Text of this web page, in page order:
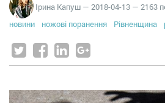
Ірина Капуш — 2018-04-13 — 2163
новини
ножові поранення Рівненщина